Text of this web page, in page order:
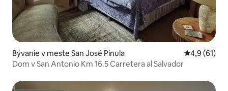
Bývanie v meste San José Pinula Priemerné
4,9 (61)
Dom v San Antonio Km 16.5 Carretera al Salvador